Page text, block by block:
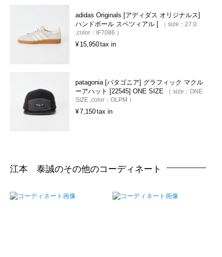
adidas Originals [アディダス オリジナルス]
ハンドボール スペツィアル [
size： 27.0
color： IF7086
¥ 15,950tax in
patagonia [パタゴニア] グラフィック マクル
ーアハット [22545] ONE SIZE
size： ONE
SIZE color： OLPM
¥7,150tax in
江本 泰誠のその他のコーディネート